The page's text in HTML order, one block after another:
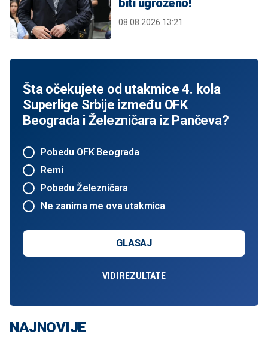
biti ugroženo!
08.08.2026 13:21
Šta očekujete od utakmice 4. kola
Superlige Srbije između OFK
Beograda i Železničara iz Pančeva?
Pobedu OFK Beograda
Remi
Pobedu Železničara
Ne zanima me ova utakmica
GLASAJ
VIDI REZULTATE
NAJNOVIJE